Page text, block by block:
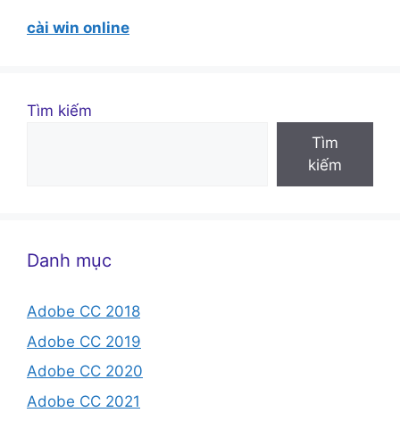
cài win online
Tìm kiếm
Tìm
kiếm
Danh mục
Adobe CC 2018
Adobe CC 2019
Adobe CC 2020
Adobe CC 2021